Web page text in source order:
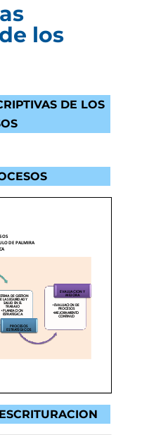
los
DE LOS